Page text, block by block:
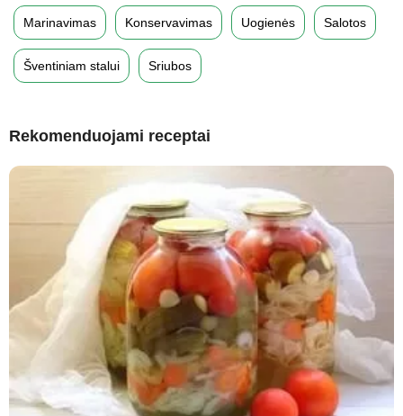
Marinavimas Konservavimas Uogienės Salotos
Šventiniam stalui Sriubos
Rekomenduojami receptai